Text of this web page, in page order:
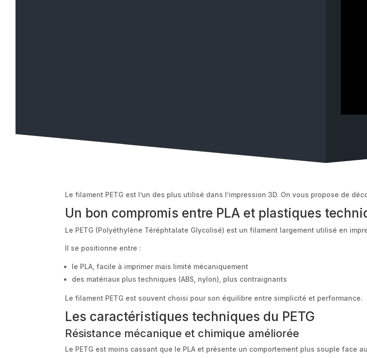
Le filament PETG est l’un des plus utilisé dans l’impression 3D. On vous propose de
Un bon compromis entre PLA et plastiques
Le PETG (Polyéthylène Téréphtalate Glycolisé) est un filament largement utilisé en
Il se positionne entre :
le PLA, facile à imprimer mais limité mécaniquement
des matériaux plus techniques (ABS, nylon), plus contraignants
Le filament PETG est souvent choisi pour son équilibre entre simplicité et performance.
Les caractéristiques techniques du PETG
Résistance mécanique et chimique améliorée
Le PETG est moins cassant que le PLA et présente un comportement plus souple face